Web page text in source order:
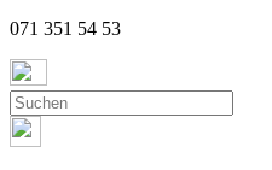
071 351 54 53